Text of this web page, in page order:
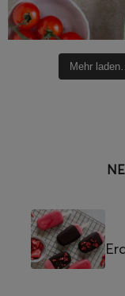
Mehr